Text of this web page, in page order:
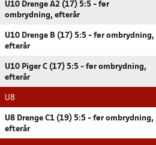
U10 Drenge A2 (17) 5:5 - før
ombrydning, efterår
U10 Drenge B (17) 5:5 - før ombrydning,
efterår
U10 Piger C (17) 5:5 - før ombrydning,
efterår
U8
U8 Drenge C1 (19) 5:5 - før ombrydning,
efterår